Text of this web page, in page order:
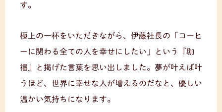
す。
極上の一杯をいただきながら、伊藤社長の「コーヒ
ーに関わる全ての人を幸せにしたい」という『珈
福』と掲げた言葉を思い出しました。夢が叶えば叶
うほど、世界に幸せな人が増えるのだなと、優しい
温かい気持ちになります。